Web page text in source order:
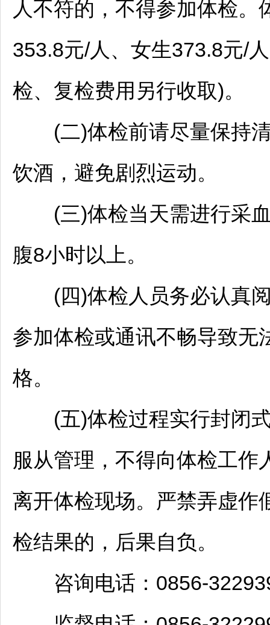
人不符的，不得参加体检
353.8元/人、女生373.8元/
检、复检费用另行收取)。
(二)体检前请尽量保持清
饮酒，避免剧烈运动。
(三)体检当天需进行采血
腹8小时以上。
(四)体检人员务必认真阅
参加体检或通讯不畅导致无
格。
(五)体检过程实行封闭式
服从管理，不得向体检工作
离开体检现场。严禁弄虚作
检结果的，后果自负。
咨询电话：0856-